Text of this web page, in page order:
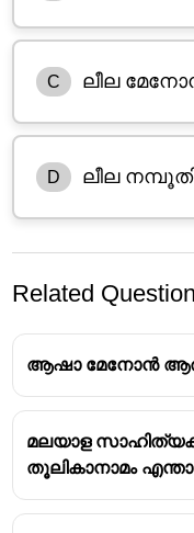
C ലീല
D ലീല
മലങ്കാടൻ
Related
ആഷാ മേനോൻ
മലയാള
തൂലികാനാമം